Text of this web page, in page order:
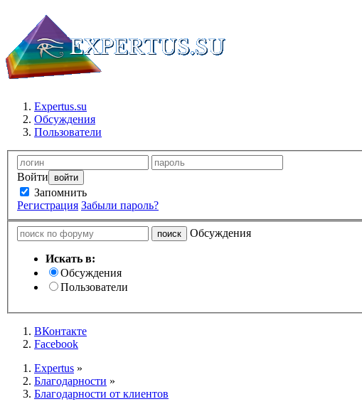
Expertus.su
Обсуждения
Пользователи
Войти
Запомнить
Регистрация Забыли пароль?
Обсуждения
Искать в:
Обсуждения
Пользователи
ВКонтакте
Facebook
Expertus »
Благодарности »
Благодарности от клиентов